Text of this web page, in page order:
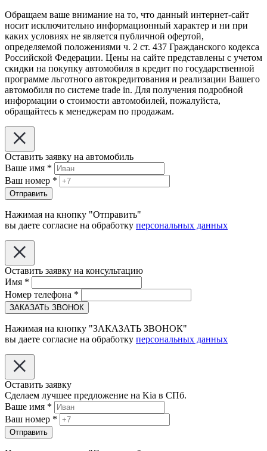
Обращаем ваше внимание на то, что данный интернет-сайт
носит исключительно информационный характер и ни при
каких условиях не является публичной офертой,
определяемой положениями ч. 2 ст. 437 Гражданского кодекса
Российской Федерации. Цены на сайте представлены с учетом
скидки на покупку автомобиля в кредит по государственной
программе льготного автокредитования и реализации Вашего
автомобиля по системе trade in. Для получения подробной
информации о стоимости автомобилей, пожалуйста,
обращайтесь к менеджерам по продажам.
Оставить заявку на автомобиль
Ваше имя *
Ваш номер *
Отправить
Нажимая на кнопку "Отправить"
вы даете согласие на обработку персональных данных
Оставить заявку на консультацию
Имя *
Номер телефона *
ЗАКАЗАТЬ ЗВОНОК
Нажимая на кнопку "ЗАКАЗАТЬ ЗВОНОК"
вы даете согласие на обработку персональных данных
Оставить заявку
Сделаем лучшее предложение на Kia в СПб.
Ваше имя *
Ваш номер *
Отправить